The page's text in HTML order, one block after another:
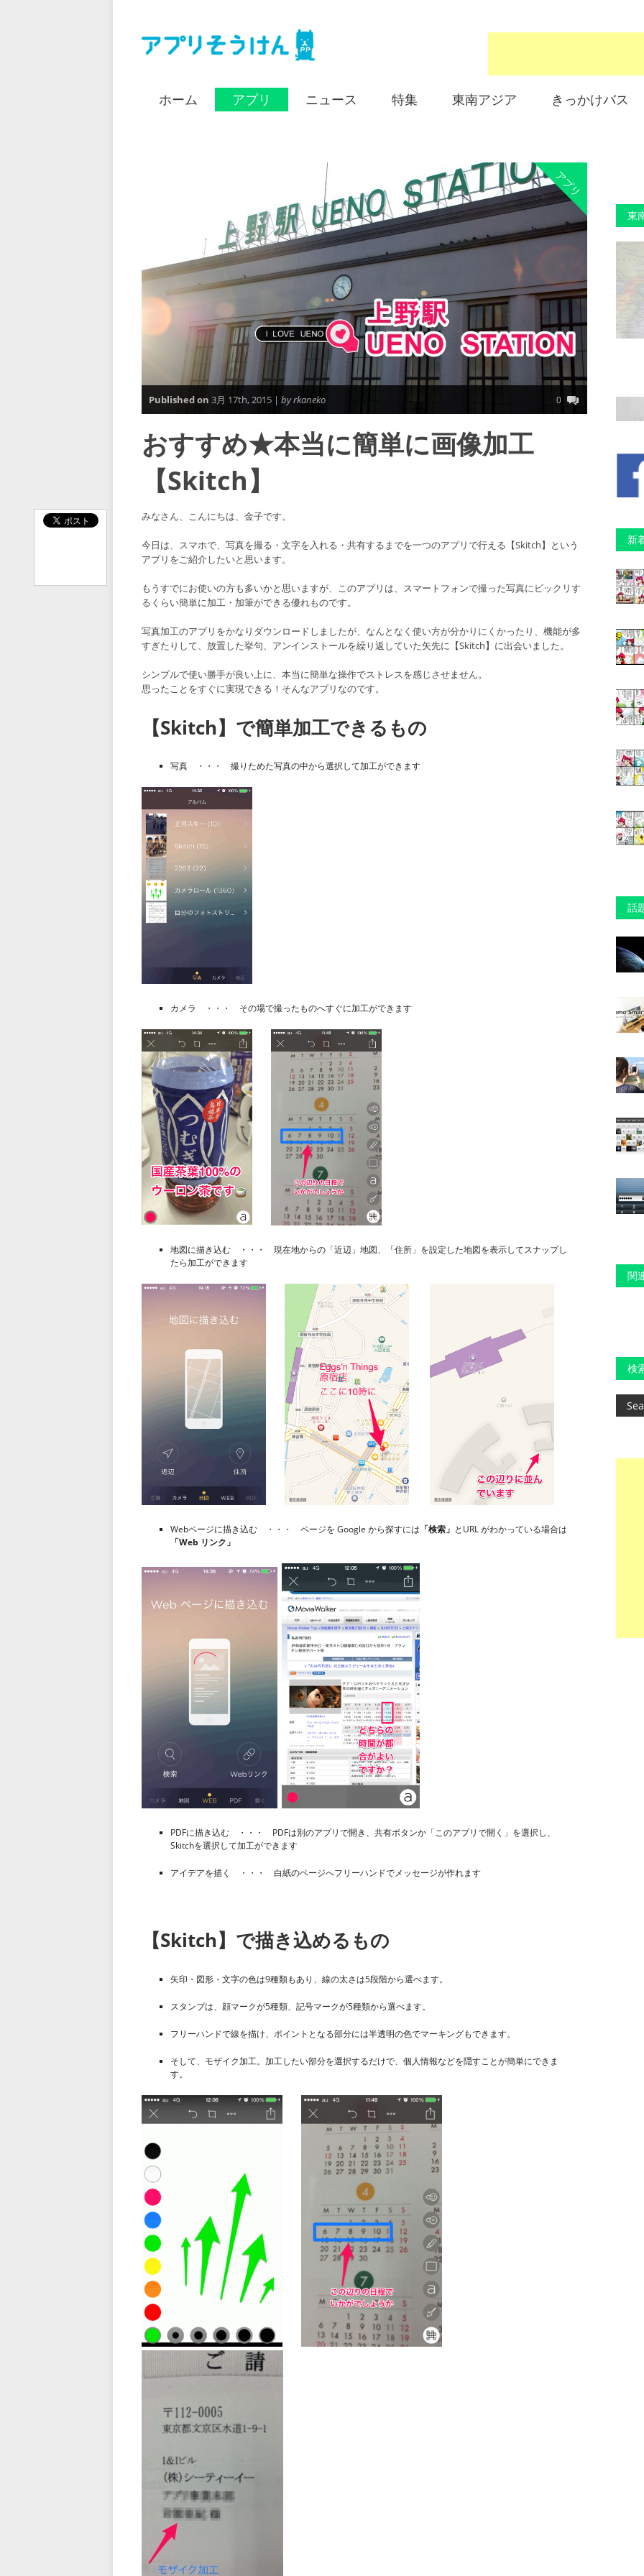
ホーム アプリ ニュース 特集 東南アジア きっかけバス
アプリ
Published on 3月 17th, 2015 | by rkaneko 0
おすすめ★本当に簡単に画像加工
【Skitch】
みなさん、こんにちは、金子です。
今日は、スマホで、写真を撮る・文字を入れる・共有するまでを一つのアプリで行える【Skitch】という
アプリをご紹介したいと思います。
もうすでにお使いの方も多いかと思いますが、このアプリは、スマートフォンで撮った写真にビックリす
るくらい簡単に加工・加筆ができる優れものです。
写真加工のアプリをかなりダウンロードしましたが、なんとなく使い方が分かりにくかったり、機能が多
すぎたりして、放置した挙句、アンインストールを繰り返していた矢先に【Skitch】に出会いました。
シンプルで使い勝手が良い上に、本当に簡単な操作でストレスを感じさせません。
思ったことをすぐに実現できる！そんなアプリなのです。
【Skitch】で簡単加工できるもの
写真 ・・・ 撮りためた写真の中から選択して加工ができます
カメラ ・・・ その場で撮ったものへすぐに加工ができます
地図に描き込む ・・・ 現在地からの「近辺」地図、「住所」を設定した地図を表示してスナップし
たら加工ができます
Webページに描き込む ・・・ ページを Google から探すには 「検索」 とURL がわかっている場合は
「Web リンク」
PDFに描き込む ・・・ PDFは別のアプリで開き、共有ボタンか「このアプリで開く」を選択し、
Skitchを選択して加工ができます
アイデアを描く ・・・ 白紙のページへフリーハンドでメッセージが作れます
【Skitch】で描き込めるもの
矢印・図形・文字の色は9種類もあり、線の太さは5段階から選べます。
スタンプは、顔マークが5種類、記号マークが5種類から選べます。
フリーハンドで線を描け、ポイントとなる部分には半透明の色でマーキングもできます。
そして、モザイク加工。加工したい部分を選択するだけで、個人情報などを隠すことが簡単にできま
す。
東
新
話
関
検